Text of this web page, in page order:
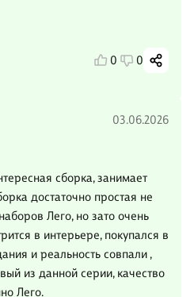
0 0
03.06.2026
сборка, занимает
достаточно простая не
Лего, но зато очень
в интерьере, покупался в
и реальность совпали ,
из данной серии, качество
Лего.